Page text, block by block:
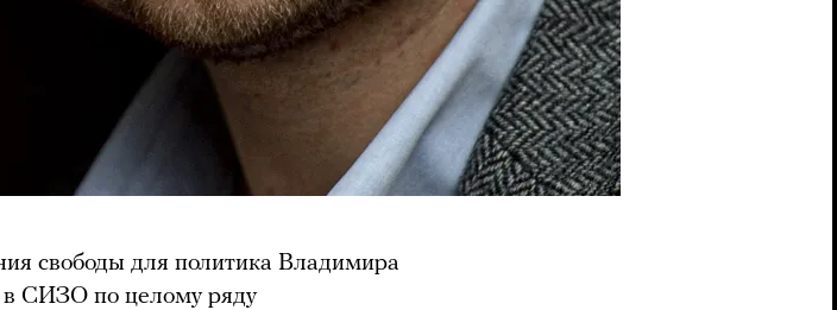
свободы для политика Владимира
в СИЗО по целому ряду